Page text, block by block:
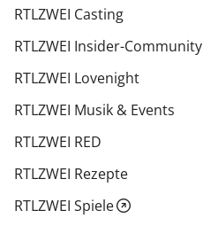
RTLZWEI Casting
RTLZWEI Insider-Community
RTLZWEI Lovenight
RTLZWEI Musik & Events
RTLZWEI RED
RTLZWEI Rezepte
RTLZWEI Spiele